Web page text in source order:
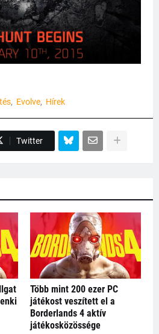
Evolve Hírek
Twitter
Több mint 200 ezer PC
játékost veszített el a
Borderlands 4 aktív
játékosközössége